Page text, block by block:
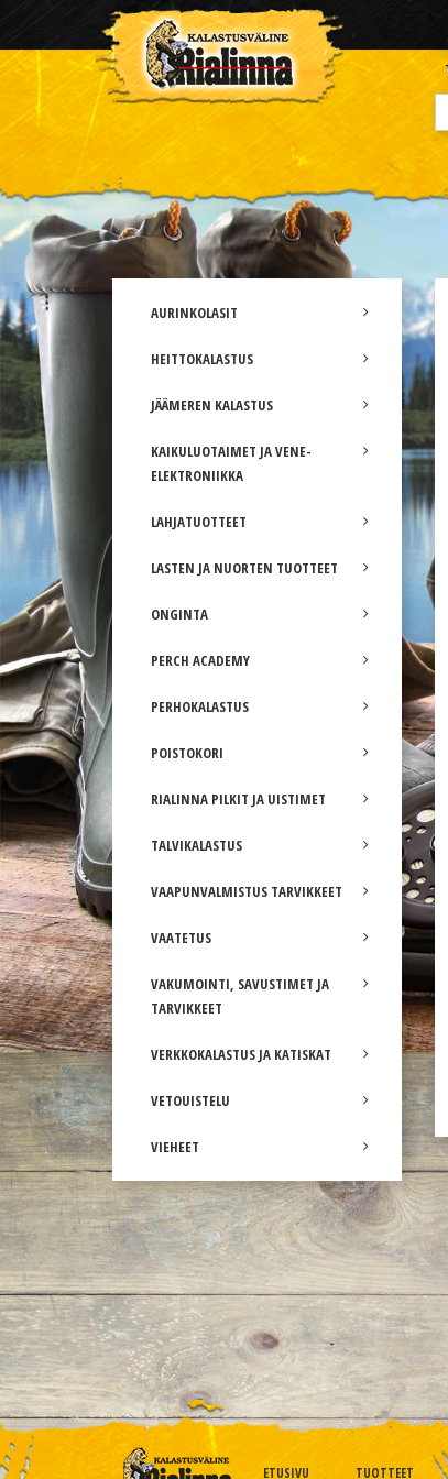
AURINKOLASIT
HEITTOKALASTUS
JÄÄMEREN KALASTUS
KAIKULUOTAIMET JA VENE-
ELEKTRONIIKKA
LAHJATUOTTEET
LASTEN JA NUORTEN TUOTTEET
ONGINTA
PERCH ACADEMY
PERHOKALASTUS
POISTOKORI
RIALINNA PILKIT JA UISTIMET
TALVIKALASTUS
VAAPUNVALMISTUS TARVIKKEET
VAATETUS
VAKUMOINTI, SAVUSTIMET JA
TARVIKKEET
VERKKOKALASTUS JA KATISKAT
VETOUISTELU
VIEHEET
ETUSIVU TUOTTEET